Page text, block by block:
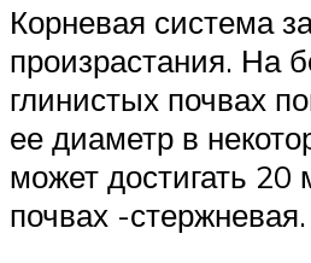
Корневая система
произрастания. На
глинистых почвах
ее диаметр в
может достигать
почвах -стержневая.